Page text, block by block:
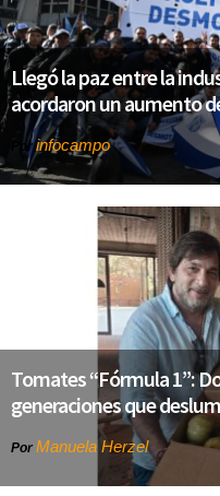
Llegó la paz entre la
acordaron un aumento
Porinfocampo
Tomates “Fórmula 1”:
generaciones que
Por Manuela Herzel